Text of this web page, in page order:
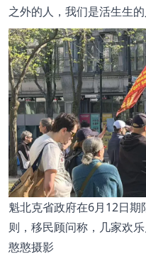
之外的人，我们是活生生的
魁北克省政府在6月12日期
则，移民顾问称，几家欢
憨憨摄影